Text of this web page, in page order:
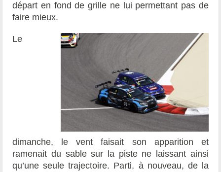
départ en fond de grille ne lui permettant pas de
faire mieux.
Le
dimanche, le vent faisait son apparition et
ramenait du sable sur la piste ne laissant ainsi
qu’une seule trajectoire. Parti, à nouveau, de la